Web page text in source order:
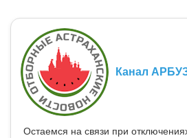
Канал
Остаемся на связи при